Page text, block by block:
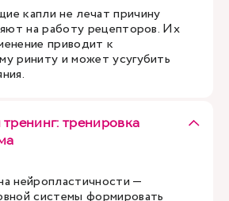
капли не лечат причину
на работу рецепторов. Их
приводит к
риниту и может усугубить
тренировка
нейропластичности —
системы формировать